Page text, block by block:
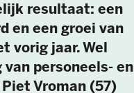
resultaat: een
en een groei van
vorig jaar. Wel
personeels- en
Vroman (57)